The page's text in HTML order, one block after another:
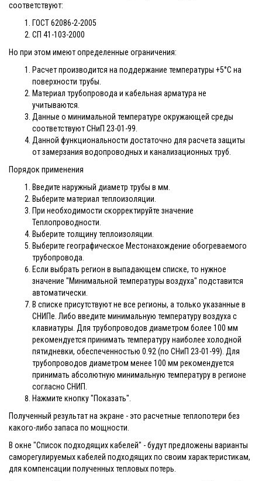
соответствуют:
ГОСТ 62086-2-2005
СП 41-103-2000
Но при этом имеют определенные ограничения:
Расчет производится на поддержание температуры +5°С на
поверхности трубы.
Материал трубопровода и кабельная арматура не
учитываются.
Данные о минимальной температуре окружающей среды
соответствуют СНиП 23-01-99.
Данной функциональности достаточно для расчета защиты
от замерзания водопроводных и канализационных труб.
Порядок применения
Введите наружный диаметр трубы в мм.
Выберите материал теплоизоляции.
При необходимости скорректируйте значение
Теплопроводности.
Выберите толщину теплоизоляции.
Выберите географическое Местонахождение обогреваемого
трубопровода.
Если выбрать регион в выпадающем списке, то нужное
значение "Минимальной температуры воздуха" подставится
автоматически.
В списке присутствуют не все регионы, а только указанные в
СНИПе. Либо введите минимальную температуру воздуха с
клавиатуры. Для трубопроводов диаметром более 100 мм
рекомендуется принимать температуру наиболее холодной
пятидневки, обеспеченностью 0.92 (по СНиП 23-01-99). Для
трубопроводов диаметром менее 100 мм рекомендуется
принимать абсолютную минимальную температуру в регионе
согласно СНИП.
Нажмите кнопку "Показать".
Полученный результат на экране - это расчетные теплопотери без
какого-либо запаса по мощности.
В окне "Список подходящих кабелей" - будут предложены варианты
саморегулируемых кабелей подходящих по своим характеристикам,
для компенсации полученных тепловых потерь.